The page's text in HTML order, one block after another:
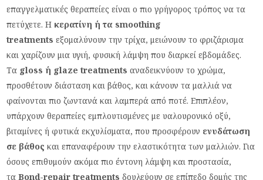
επαγγελματικές θεραπείες είναι ο πιο γρήγορος τρόπος να τα
πετύχετε. Η κερατίνη ή τα smoothing
treatmentsεξομαλύνουν την τρίχα, μειώνουν το φριζάρισμα
και χαρίζουν μια υγιή, φυσική λάμψη που διαρκεί εβδομάδες.
Τα gloss ή glaze treatmentsαναδεικνύουν το χρώμα,
προσθέτουν διάσταση και βάθος, και κάνουν τα μαλλιά να
φαίνονται πιο ζωντανά και λαμπερά από ποτέ. Επιπλέον,
υπάρχουν θεραπείες εμπλουτισμένες με υαλουρονικό οξύ,
βιταμίνες ή φυτικά εκχυλίσματα, που προσφέρουν ενυδάτωση
σε βάθος και επαναφέρουν την ελαστικότητα των μαλλιών. Για
όσους επιθυμούν ακόμα πιο έντονη λάμψη και προστασία,
ταBond-repair treatments δουλεύουν σε επίπεδο δομής της